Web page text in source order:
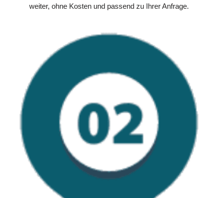
weiter, ohne Kosten und passend zu Ihrer Anfrage.